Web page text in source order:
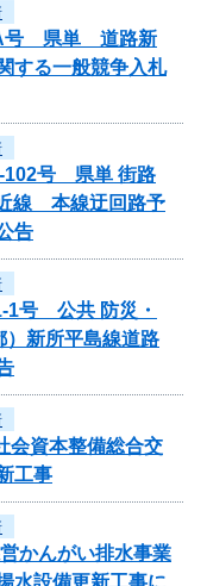
A号 県単 道路新
する一般競争入札
102号 県単 街路
線 本線迂回路予
告
1号 公共 防災・
）新所平島線道路
会資本整備総合交
工事
かんがい排水事業
水設備更新工事に